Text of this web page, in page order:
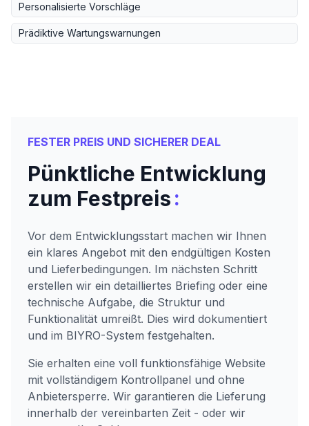
Personalisierte Vorschläge
Prädiktive Wartungswarnungen
FESTER PREIS UND SICHERER DEAL
Pünktliche Entwicklung
zum Festpreis:
Vor dem Entwicklungsstart machen wir Ihnen
ein klares Angebot mit den endgültigen Kosten
und Lieferbedingungen. Im nächsten Schritt
erstellen wir ein detailliertes Briefing oder eine
technische Aufgabe, die Struktur und
Funktionalität umreißt. Dies wird dokumentiert
und im BIYRO-System festgehalten.
Sie erhalten eine voll funktionsfähige Website
mit vollständigem Kontrollpanel und ohne
Anbietersperre. Wir garantieren die Lieferung
innerhalb der vereinbarten Zeit - oder wir